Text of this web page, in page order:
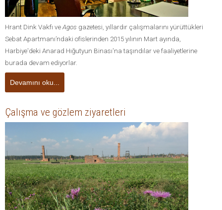
Hrant Dink Vakfı veAgos gazetesi, yıllardır çalışmalarını yürüttükleri
Sebat Apartmanı’ndaki ofislerinden 2015 yılının Mart ayında,
Harbiye'deki Anarad Hığutyun Binası'na taşındılar ve faaliyetlerine
burada devam ediyorlar.
Devamını oku...
Çalışma ve gözlem ziyaretleri